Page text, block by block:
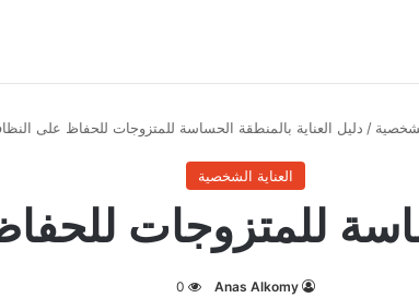
/ دليل العناية بالمنطقة الحساسة للمتزوجات للحفاظ على
العناية الشخصية
للمتزوجات
Anas Alkomy
0